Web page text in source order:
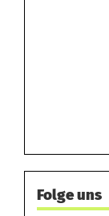
Folge uns